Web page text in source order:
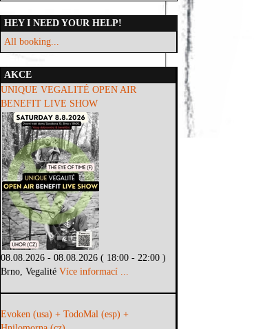
HEY I NEED YOUR HELP!
All booking...
AKCE
UNIQUE VEGALITÉ OPEN AIR
BENEFIT LIVE SHOW
08.08.2026 - 08.08.2026 ( 18:00 - 22:00 )
Brno, VegalitéVíce informací ...
Evoken (usa) + TodoMal (esp) +